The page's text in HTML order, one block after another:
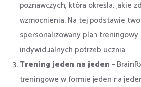
poznawczych, która określa, jakie
wzmocnienia. Na tej podstawie
spersonalizowany plan
indywidualnych potrzeb ucznia.
Trening jeden na jeden–
treningowe w formie jeden na